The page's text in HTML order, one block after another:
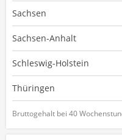
Sachsen
Sachsen-Anhalt
Schleswig-Holstein
Thüringen
Bruttogehalt bei 40